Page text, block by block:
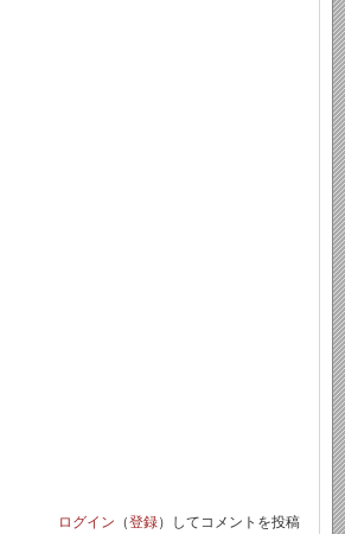
ログイン （登録）してコメントを投稿